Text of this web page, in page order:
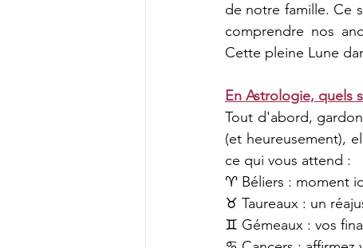
de notre famille. Ce
comprendre nos
Cette pleine Lune
En Astrologie, quels
Tout d'abord,
(et heureusement),
ce qui vous attend :
♈ Béliers : moment
♉ Taureaux : un
♊ Gémeaux : vos